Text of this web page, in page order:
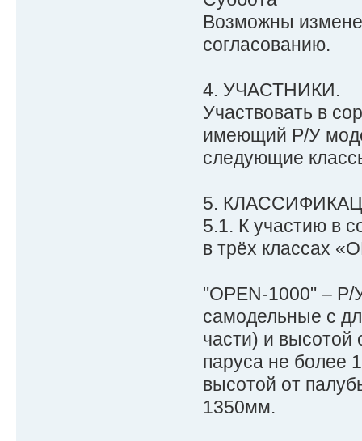
Возможны
согласованию.
4. УЧАСТНИКИ.
Участвовать в
имеющий Р/У
следующие
5.
5.1. К участию в
в трёх классах
"OPEN-1000" – Р/
самодельные с
части) и высотой
паруса не более
высотой от
1350мм.